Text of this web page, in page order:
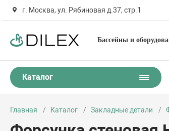
г. Москва, ул. Рябиновая д.37, стр.1
Бассейны и
Каталог
Главная Каталог Закладные детали